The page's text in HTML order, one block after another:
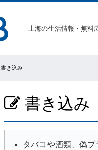
上海の生活情報・無
書き込み
書き込み
タバコや酒類、偽